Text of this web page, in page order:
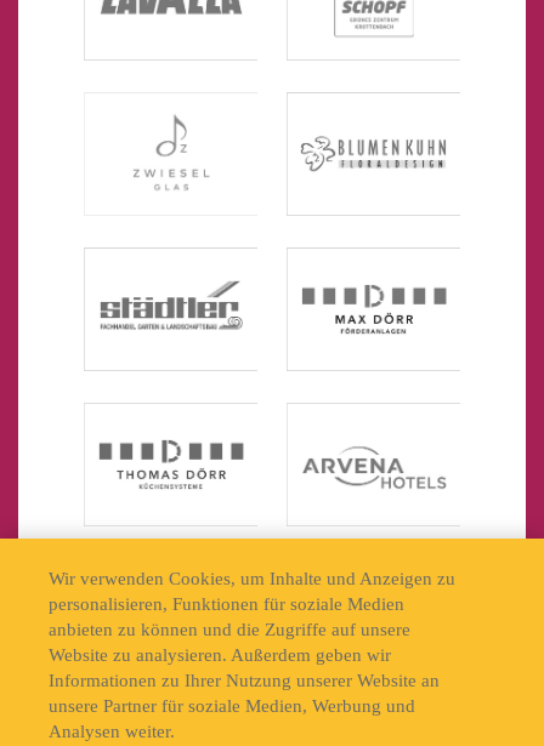
Wir verwenden Cookies, um Inhalte und Anzeigen zu
personalisieren, Funktionen für soziale Medien
anbieten zu können und die Zugriffe auf unsere
Website zu analysieren. Außerdem geben wir
Informationen zu Ihrer Nutzung unserer Website an
unsere Partner für soziale Medien, Werbung und
Analysen weiter.